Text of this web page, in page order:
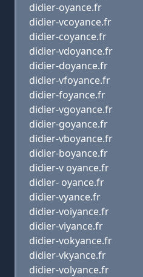
didier-oyance.fr
didier-vcoyance.fr
didier-coyance.fr
didier-vdoyance.fr
didier-doyance.fr
didier-vfoyance.fr
didier-foyance.fr
didier-vgoyance.fr
didier-goyance.fr
didier-vboyance.fr
didier-boyance.fr
didier-v oyance.fr
didier- oyance.fr
didier-vyance.fr
didier-voiyance.fr
didier-viyance.fr
didier-vokyance.fr
didier-vkyance.fr
didier-volyance.fr